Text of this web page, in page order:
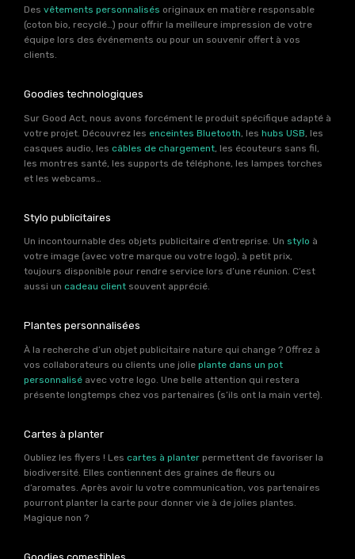
Des vêtements personnalisés originaux en matière responsable
(coton bio, recyclé…) pour offrir la meilleure impression de votre
équipe lors des événements ou pour un souvenir offert à vos
clients.
Goodies technologiques
Sur Good Act, nous avons forcément le produit spécifique adapté à
votre projet. Découvrez les enceintes Bluetooth, les hubs USB, les
casques audio, les câbles de chargement, les écouteurs sans fil,
les montres santé, les supports de téléphone, les lampes torches
et les webcams…
Stylo publicitaires
Un incontournable des objets publicitaire d’entreprise. Un stylo à
votre image (avec votre marque ou votre logo), à petit prix,
toujours disponible pour rendre service lors d’une réunion. C’est
aussi un cadeau client souvent apprécié.
Plantes personnalisées
À la recherche d’un objet publicitaire nature qui change ? Offrez à
vos collaborateurs ou clients une jolie plante dans un pot
personnalisé avec votre logo. Une belle attention qui restera
présente longtemps chez vos partenaires (s’ils ont la main verte).
Cartes à planter
Oubliez les flyers ! Les cartes à planter permettent de favoriser la
biodiversité. Elles contiennent des graines de fleurs ou
d’aromates. Après avoir lu votre communication, vos partenaires
pourront planter la carte pour donner vie à de jolies plantes.
Magique non ?